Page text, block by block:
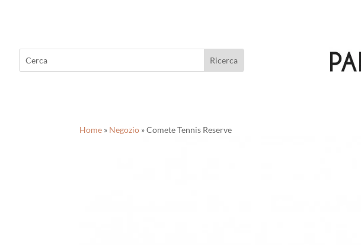
Home » Negozio »Comete Tennis Reserve